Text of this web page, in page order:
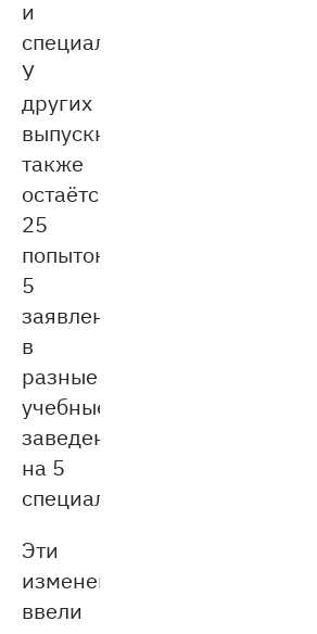
и
специалитет.
У
других
выпускников
также
остаётся
25
попыток:
5
заявлений
в
разные
учебные
заведения
на 5
специальностей.
Эти
изменения
ввели